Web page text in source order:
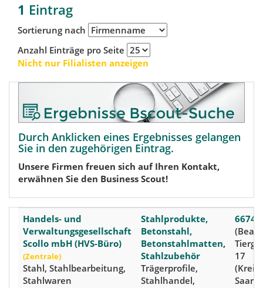
1 Eintrag
Sortierung nach
Anzahl Einträge pro Seite
Nicht nur Filialisten anzeigen
Durch Anklicken eines Ergebnisses gelangen
Sie in den zugehörigen Eintrag.
Unsere Firmen freuen sich auf Ihren Kontakt,
erwähnen Sie den Business Scout!
Handels- und
Verwaltungsgesellschaft
Scollo mbH (HVS-Büro)
(Zentrale)
Stahl, Stahlbearbeitung,
Stahlwaren
Stahlprodukte,
Betonstahl,
Betonstahlmatten,
Stahlzubehör
Trägerprofile,
Stahlhandel,
17